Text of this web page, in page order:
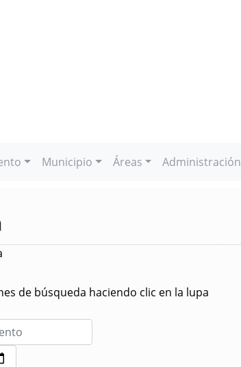
Municipio Áreas Administración
de búsqueda haciendo clic en la lupa